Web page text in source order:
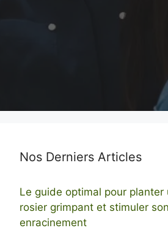
Nos Derniers Articles
Le guide optimal pour planter
rosier grimpant et stimuler son
enracinement